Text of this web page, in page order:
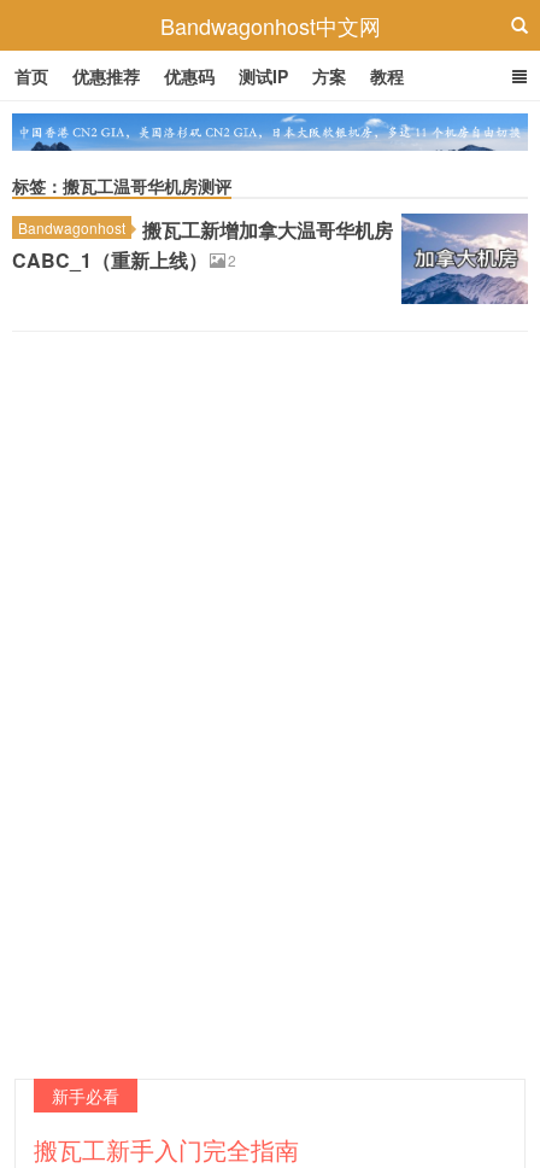
Bandwagonhost中文网
首页 优惠推荐 优惠码 测试IP 方案 教程
标签：搬瓦工温哥华机房测评
Bandwagonhost
搬瓦工新增加拿大温哥华机房
CABC_1（重新上线）
2
新手必看
搬瓦工新手入门完全指南